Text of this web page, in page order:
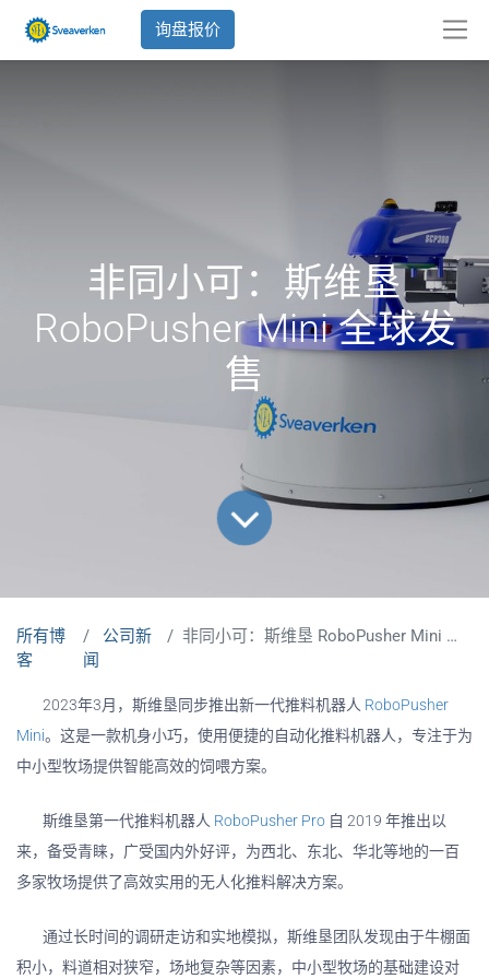
询盘报价
非同小可：斯维垦
RoboPusher Mini 全球发
售
所有博
客
公司新
闻
非同小可：斯维垦 RoboPusher Mini 全球发售
2023年3月，斯维垦同步推出新一代推料机器人 RoboPusher
Mini。这是一款机身小巧，使用便捷的自动化推料机器人，专注于为
中小型牧场提供智能高效的饲喂方案。
斯维垦第一代推料机器人 RoboPusher Pro 自 2019 年推出以
来，备受青睐，广受国内外好评，为西北、东北、华北等地的一百
多家牧场提供了高效实用的无人化推料解决方案。
通过长时间的调研走访和实地模拟，斯维垦团队发现由于牛棚面
积小，料道相对狭窄，场地复杂等因素，中小型牧场的基础建设对